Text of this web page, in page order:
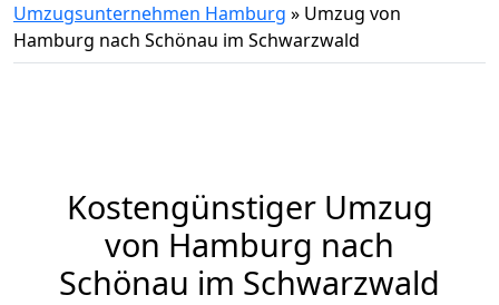
Umzugsunternehmen Hamburg » Umzug von
Hamburg nach Schönau im Schwarzwald
Kostengünstiger Umzug
von Hamburg nach
Schönau im Schwarzwald